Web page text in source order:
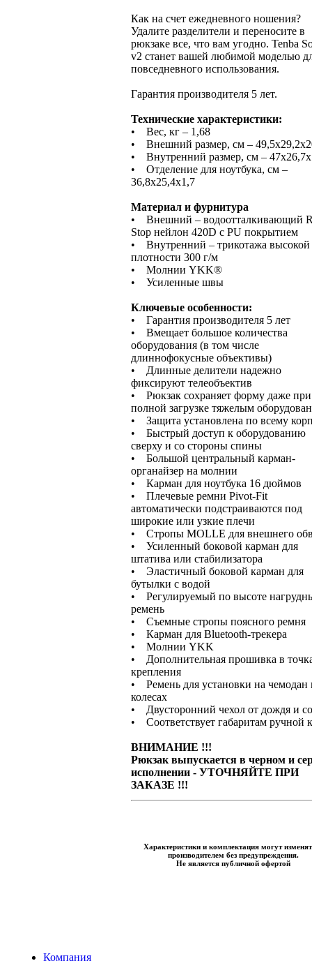
Как на счет ежедневного ношения?
Удалите разделители и переносите в
рюкзаке все, что вам угодно. Tenba
v2 станет вашей любимой моделью
повседневного использования.
Гарантия производителя 5 лет.
Технические характеристики:
• Вес, кг – 1,68
• Внешний размер, см –
• Внутренний размер, см –
• Отделение для ноутбука, см –
36,8х25,4х1,7
Материал и фурнитура
• Внешний – водоотталкивающий
Stop нейлон 420D с PU покрытием
• Внутренний – трикотажа высокой
плотности 300 г/м
• Молнии YKK®
• Усиленные швы
Ключевые особенности:
• Гарантия производителя 5 лет
• Вмещает большое количества
оборудования (в том числе
длиннофокусные объективы)
• Длинные делители надежно
фиксируют телеобъектив
• Рюкзак сохраняет форму даже при
полной загрузке тяжелым
• Защита установлена по всему
• Быстрый доступ к оборудованию
сверху и со стороны спины
• Большой центральный карман-
органайзер на молнии
• Карман для ноутбука 16 дюймов
• Плечевые ремни Pivot-Fit
автоматически подстраиваются под
широкие или узкие плечи
• Стропы MOLLE для внешнего
• Усиленный боковой карман для
штатива или стабилизатора
• Эластичный боковой карман для
бутылки с водой
• Регулируемый по высоте
ремень
• Съемные стропы поясного ремня
• Карман для Bluetooth-трекера
• Молнии YKK
• Дополнительная прошивка в
крепления
• Ремень для установки на чемодан
колесах
• Двусторонний чехол от дождя и
• Соответствует габаритам ручной
ВНИМАНИЕ !!!
Рюкзак выпускается в черном и
исполнении - УТОЧНЯЙТЕ ПРИ
ЗАКАЗЕ !!!
Характеристики и комплектация могут
производителем без предупреждения.
Не является публичной офертой
Компания